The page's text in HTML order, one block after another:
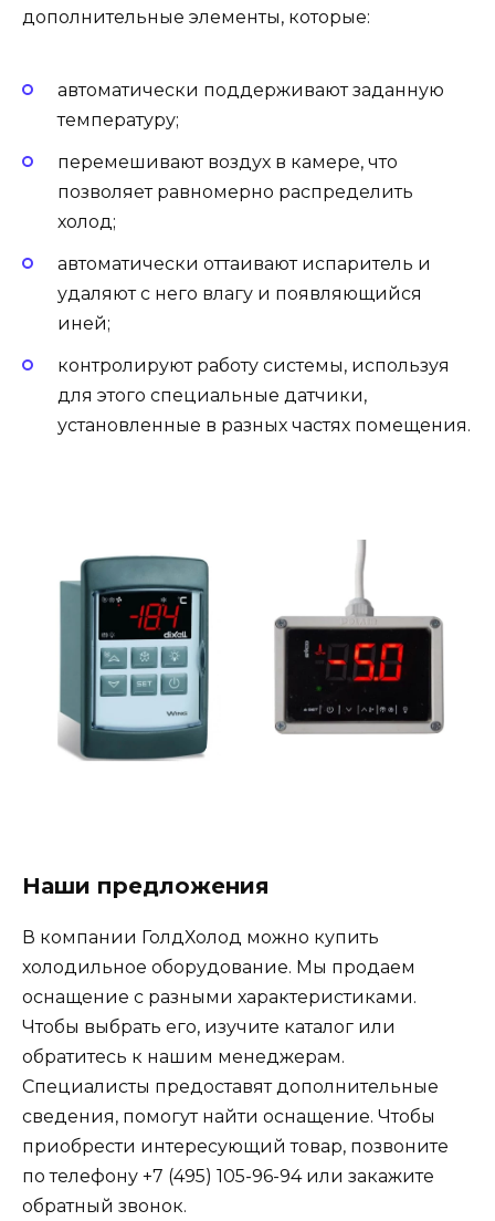
дополнительные элементы, которые:
автоматически поддерживают заданную
температуру;
перемешивают воздух в камере, что
позволяет равномерно распределить
холод;
автоматически оттаивают испаритель и
удаляют с него влагу и появляющийся
иней;
контролируют работу системы, используя
для этого специальные датчики,
установленные в разных частях помещения.
Наши предложения
В компании ГолдХолод можно купить
холодильное оборудование. Мы продаем
оснащение с разными характеристиками.
Чтобы выбрать его, изучите каталог или
обратитесь к нашим менеджерам.
Специалисты предоставят дополнительные
сведения, помогут найти оснащение. Чтобы
приобрести интересующий товар, позвоните
по телефону +7 (495) 105-96-94 или закажите
обратный звонок.